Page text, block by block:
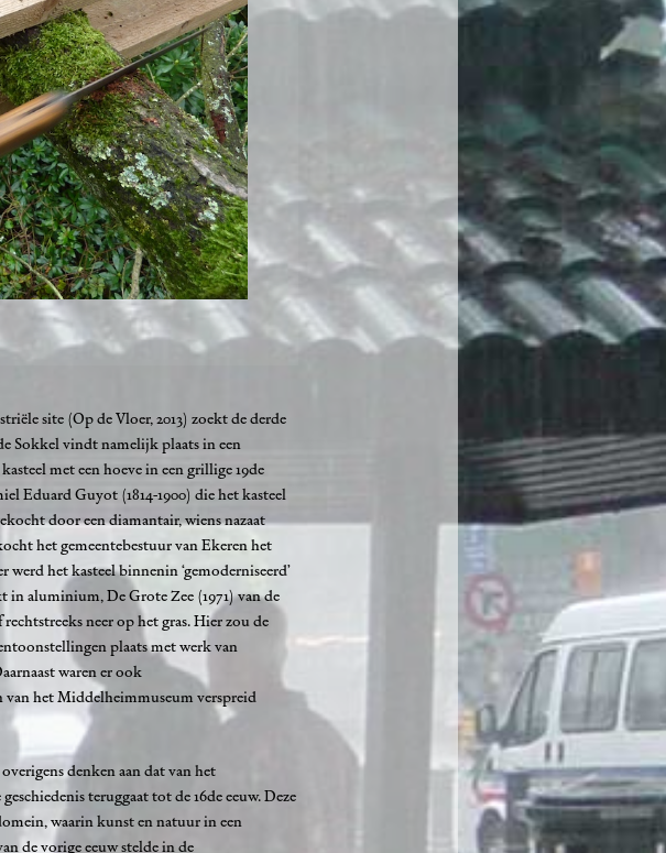
site (Op de Vloer, 2013) zoekt de derde
Sokkel vindt namelijk plaats in een
met een hoeve in een grillige 19de
Eduard Guyot (1814-1900) die het kasteel
door een diamantair, wiens nazaat
het gemeentebestuur van Ekeren het
het kasteel binnenin ‘gemoderniseerd’
in aluminium, De Grote Zee (1971) van de
neer op het gras. Hier zou de
plaats met werk van
waren er ook
van het Middelheimmuseum verspreid
denken aan dat van het
teruggaat tot de 16de eeuw. Deze
waarin kunst en natuur in een
de vorige eeuw stelde in de